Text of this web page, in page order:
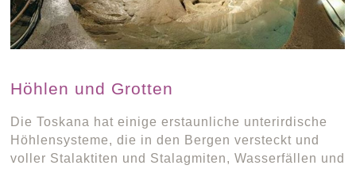
Höhlen und Grotten
Die Toskana hat einige erstaunliche unterirdische
Höhlensysteme, die in den Bergen versteckt und
voller Stalaktiten und Stalagmiten, Wasserfällen und